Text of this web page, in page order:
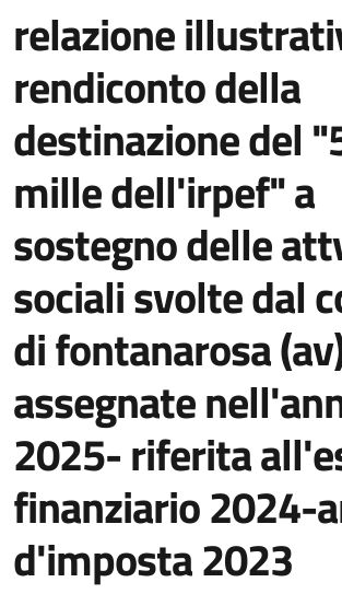
relazione
rendiconto della
destinazione del
mille dell'irpef" a
sostegno delle
sociali svolte dal
di fontanarosa
assegnate
2025- riferita
finanziario 2024-
d'imposta 2023